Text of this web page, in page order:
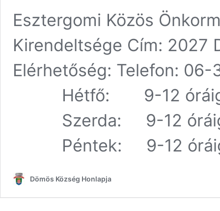
Esztergomi Közös
Kirendeltsége Cím: 2027
Elérhetőség: Telefon:
Hétfő: 9-12 óráig
Szerda: 9-12
Péntek: 9-12
Dömös Község Honlapja